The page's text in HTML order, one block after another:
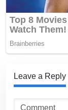
Leave a Reply